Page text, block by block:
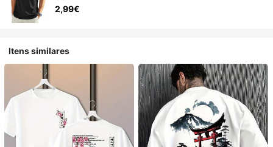
2,99€
Itens similares